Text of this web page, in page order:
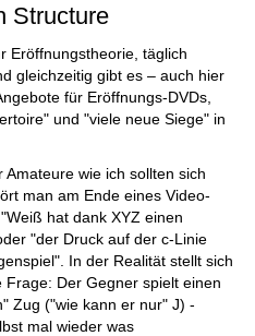
Structure
Eröffnungstheorie, täglich
gleichzeitig gibt es – auch hier
für Eröffnungs-DVDs,
und "viele neue Siege" in
wie ich sollten sich
man am Ende eines Video-
hat dank XYZ einen
"der Druck auf der c-Linie
In der Realität stellt sich
Der Gegner spielt einen
Zug ("wie kann er nur" J) -
mal wieder was